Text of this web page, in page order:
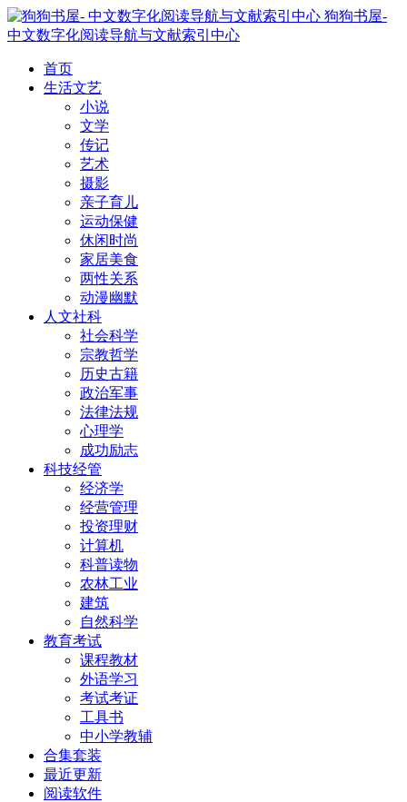
狗狗书屋-
中文数字化阅读导航与文献索引中心
首页
生活文艺
小说
文学
传记
艺术
摄影
亲子育儿
运动保健
休闲时尚
家居美食
两性关系
动漫幽默
人文社科
社会科学
宗教哲学
历史古籍
政治军事
法律法规
心理学
成功励志
科技经管
经济学
经营管理
投资理财
计算机
科普读物
农林工业
建筑
自然科学
教育考试
课程教材
外语学习
考试考证
工具书
中小学教辅
合集套装
最近更新
阅读软件